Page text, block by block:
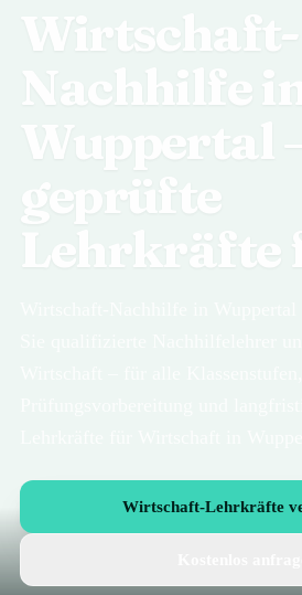
Wirtschaft-
Nachhilfe in
Wuppertal
geprüfte
Lehrkräfte
Wirtschaft-Lehrkräfte